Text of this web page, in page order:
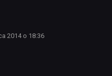
2014 o 18:36